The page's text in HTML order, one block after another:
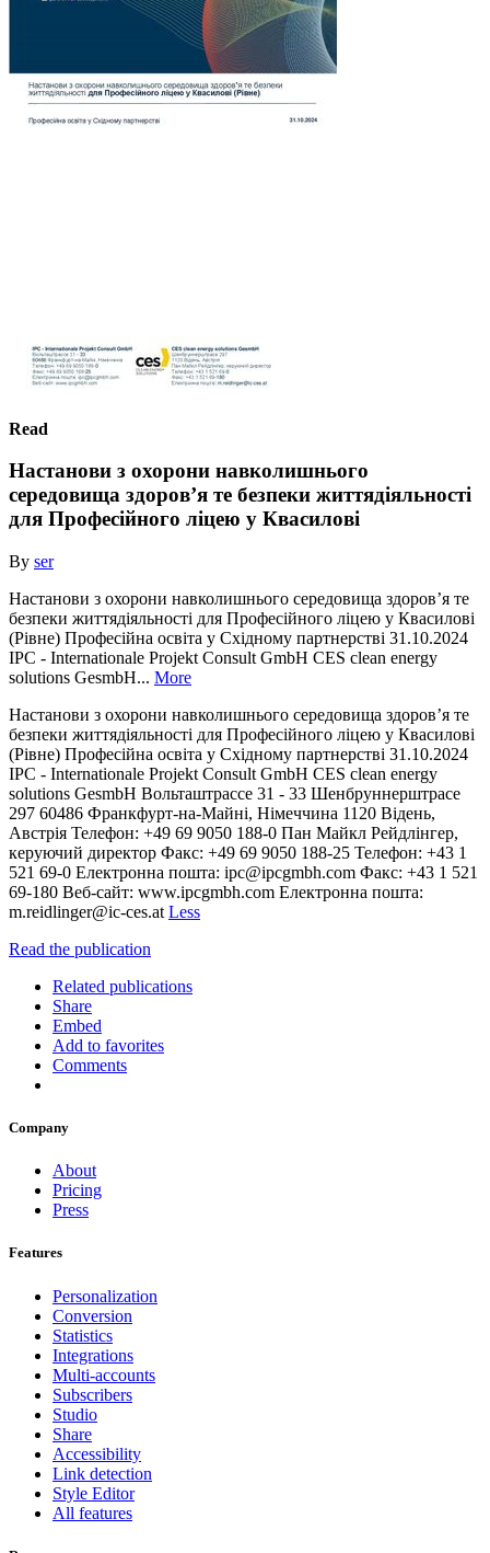
Read
Настанови з охорони навколишнього
середовища здоров’я те безпеки життядіяльності
для Професійного ліцею у Квасилові
By ser
Настанови з охорони навколишнього середовища здоров’я те
безпеки життядіяльності для Професійного ліцею у Квасилові
(Рівне) Професійна освіта у Східному партнерстві 31.10.2024
IPC - Internationale Projekt Consult GmbH CES clean energy
solutions GesmbH... More
Настанови з охорони навколишнього середовища здоров’я те
безпеки життядіяльності для Професійного ліцею у Квасилові
(Рівне) Професійна освіта у Східному партнерстві 31.10.2024
IPC - Internationale Projekt Consult GmbH CES clean energy
solutions GesmbH Вольташтрассе 31 - 33 Шенбруннерштрасе
297 60486 Франкфурт-на-Майні, Німеччина 1120 Відень,
Австрія Телефон: +49 69 9050 188-0 Пан Майкл Рейдлінгер,
керуючий директор Факс: +49 69 9050 188-25 Телефон: +43 1
521 69-0 Електронна пошта: ipc@ipcgmbh.com Факс: +43 1 521
69-180 Веб-сайт: www.ipcgmbh.com Електронна пошта:
m.reidlinger@ic-ces.at Less
Read the publication
Related publications
Share
Embed
Add to favorites
Comments
Company
About
Pricing
Press
Features
Personalization
Conversion
Statistics
Integrations
Multi-accounts
Subscribers
Studio
Share
Accessibility
Link detection
Style Editor
All features